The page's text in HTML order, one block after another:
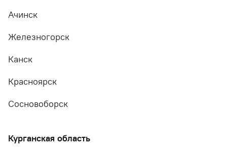
Ачинск
Железногорск
Канск
Красноярск
Сосновоборск
Курганская область